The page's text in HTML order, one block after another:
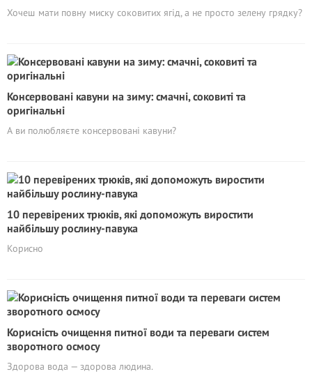
Хочеш мати повну миску соковитих ягід, а не просто зелену грядку?
Консервовані кавуни на зиму: смачні, соковиті та
оригінальні
А ви полюбляєте консервовані кавуни?
10 перевірених трюків, які допоможуть виростити
найбільшу рослину-павука
Корисно
Корисність очищення питної води та переваги систем
зворотного осмосу
Здорова вода — здорова людина.